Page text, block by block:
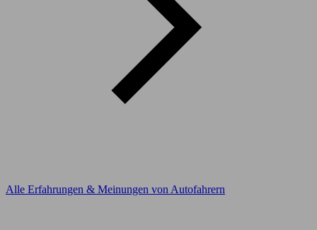
Alle Erfahrungen & Meinungen von Autofahrern